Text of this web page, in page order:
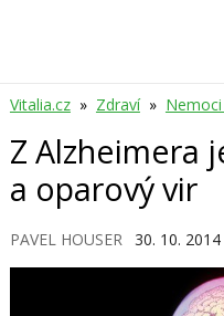
Vitalia.cz » Zdraví »
Z Alzheimera
a oparový vir
PAVEL HOUSER 30. 10. 2014